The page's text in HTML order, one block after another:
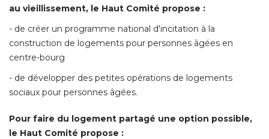
au vieillissement, le Haut Comité propose :
- de créer un programme national d'incitation à la
construction de logements pour personnes âgées en
centre-bourg
- de développer des petites opérations de logements
sociaux pour personnes âgées.
Pour faire du logement partagé une option possible,
le Haut Comité propose :